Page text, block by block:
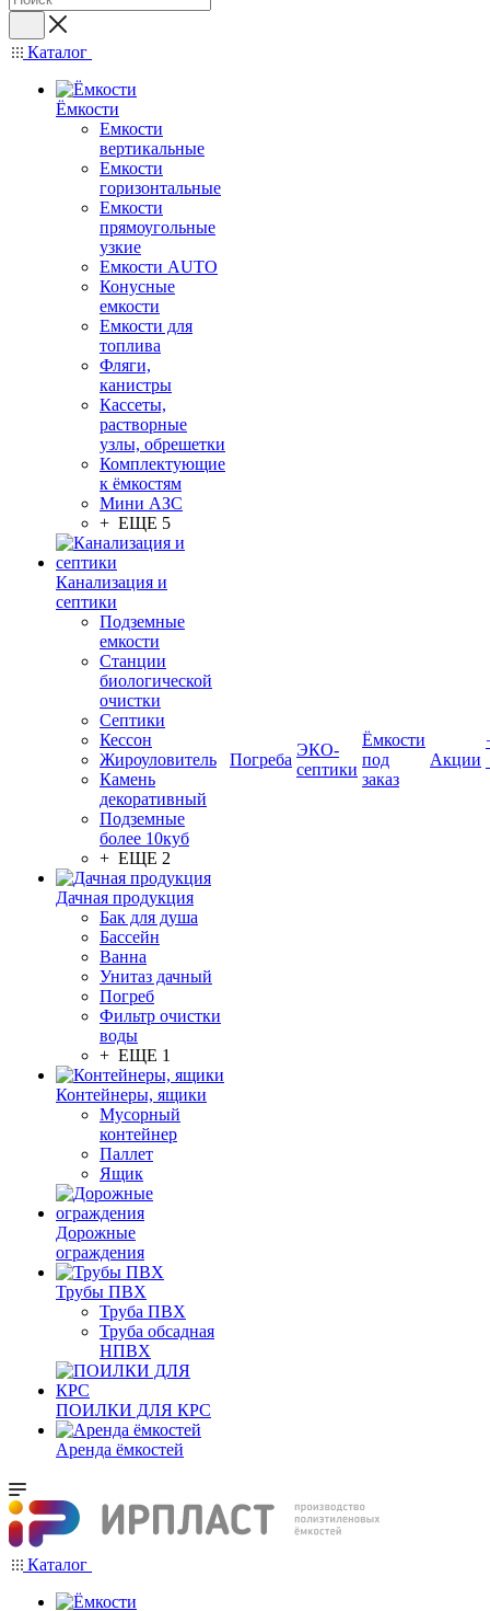
Каталог
Ёмкости
Емкости
вертикальные
Емкости
горизонтальные
Емкости
прямоугольные
узкие
Емкости АUТО
Конусные
емкости
Емкости для
топлива
Фляги,
канистры
Кассеты,
растворные
узлы, обрешетки
Комплектующие
к ёмкостям
Мини АЗС
+ ЕЩЕ 5
Канализация и
септики
Подземные
емкости
Станции
биологической
очистки
Септики
Кессон
Жироуловитель
Камень
декоративный
Подземные
более 10куб
+ ЕЩЕ 2
Дачная продукция
Бак для душа
Бассейн
Ванна
Унитаз дачный
Погреб
Фильтр очистки
воды
+ ЕЩЕ 1
Контейнеры, ящики
Мусорный
контейнер
Паллет
Ящик
Дорожные
ограждения
Трубы ПВХ
Труба ПВХ
Труба обсадная
НПВХ
ПОИЛКИ ДЛЯ КРС
Аренда ёмкостей
Погреба
ЭКО-
септики
Ёмкости
под
заказ
Акции
Каталог